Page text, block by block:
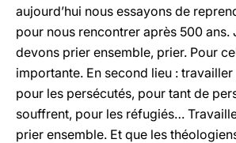
aujourd’hui nous essayons de
pour nous rencontrer après 500 ans.
devons prier ensemble, prier. Pour
importante. En second lieu :
pour les persécutés, pour tant de
souffrent, pour les réfugiés…
prier ensemble. Et que les